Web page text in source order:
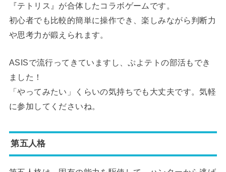
『テトリス』が合体したコラボゲームです。
初心者でも比較的簡単に操作でき、楽しみながら判断力
や思考力が鍛えられます。
ASISで流行ってきていますし、ぷよテトの部活もでき
ました！
「やってみたい」くらいの気持ちでも大丈夫です。気軽
に参加してくださいね。
第五人格